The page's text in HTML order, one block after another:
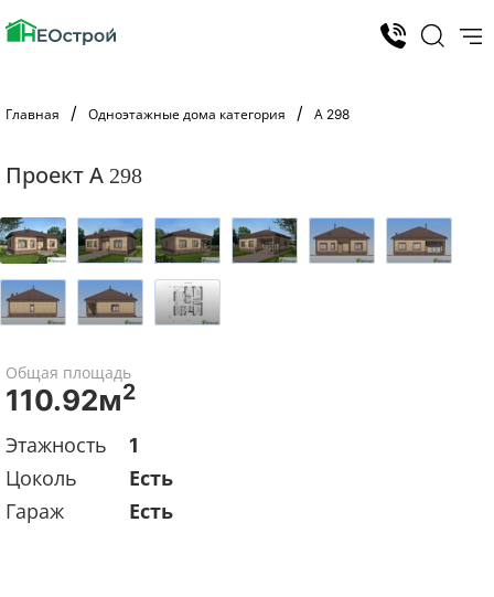
Главная Одноэтажные дома категория А 298
Проект А 298
Общая площадь
110.92м2
Этажность
1
Цоколь
Есть
Гараж
Есть